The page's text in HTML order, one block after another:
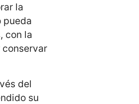
la
pueda
con la
del
su